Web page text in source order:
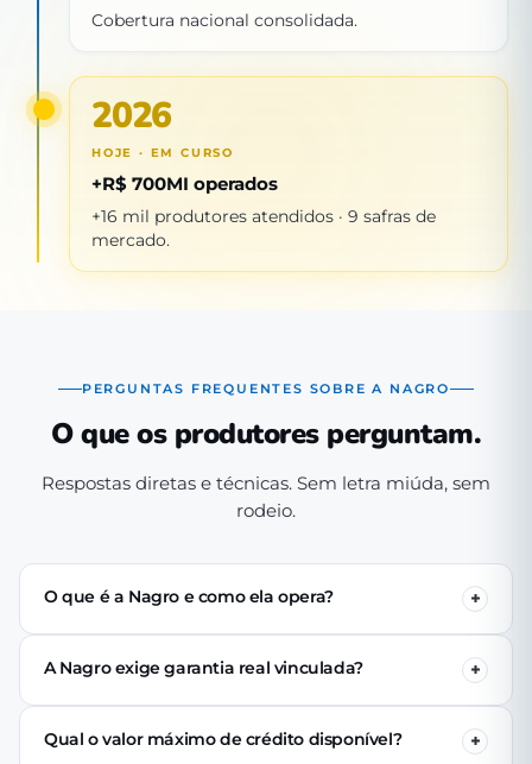
Cobertura nacional consolidada.
2026
HOJE · EM CURSO
+R$ 700MI operados
+16 mil produtores atendidos · 9 safras de
mercado.
PERGUNTAS FREQUENTES SOBRE A NAGRO
O que os produtores perguntam.
Respostas diretas e técnicas. Sem letra miúda, sem
rodeio.
O que é a Nagro e como ela opera?
A Nagro é uma Sociedade de Crédito Direto (SCD)
autorizada pelo Banco Central, especializada em crédito
se cadastra pelo app, passa pela análise técnica de perfil
produtivo e (se aprovado) recebe o crédito via PIX em até
A Nagro exige garantia real vinculada?
Não. Nenhuma linha de crédito da Nagro exige penhor
de terra, rebanho ou maquinário. A análise é baseada no
perfil produtivo do tomador — histórico, capacidade de
Qual o valor máximo de crédito disponível?